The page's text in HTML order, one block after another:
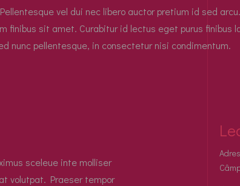
vel dui nec libero auctor pretium id sed
finibus sit amet. Curabitur id lectus eget purus
nunc pellentesque, in consectetur nisi condimentum.
sceleue inte molliser
volutpat. Praeser tempor